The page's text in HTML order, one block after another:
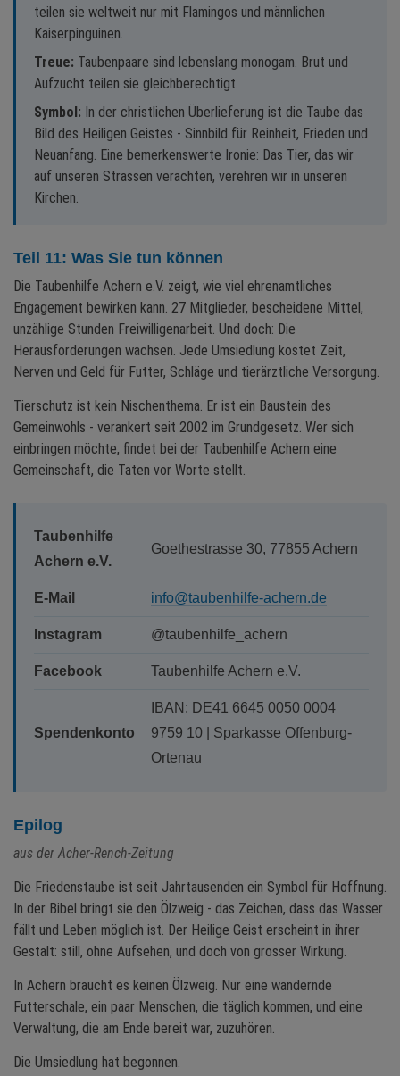
teilen sie weltweit nur mit Flamingos und männlichen
Kaiserpinguinen.
Treue: Taubenpaare sind lebenslang monogam. Brut und
Aufzucht teilen sie gleichberechtigt.
Symbol: In der christlichen Überlieferung ist die Taube das
Bild des Heiligen Geistes - Sinnbild für Reinheit, Frieden und
Neuanfang. Eine bemerkenswerte Ironie: Das Tier, das wir
auf unseren Strassen verachten, verehren wir in unseren
Kirchen.
Teil 11: Was Sie tun können
Die Taubenhilfe Achern e.V. zeigt, wie viel ehrenamtliches
Engagement bewirken kann. 27 Mitglieder, bescheidene Mittel,
unzählige Stunden Freiwilligenarbeit. Und doch: Die
Herausforderungen wachsen. Jede Umsiedlung kostet Zeit,
Nerven und Geld für Futter, Schläge und tierärztliche Versorgung.
Tierschutz ist kein Nischenthema. Er ist ein Baustein des
Gemeinwohls - verankert seit 2002 im Grundgesetz. Wer sich
einbringen möchte, findet bei der Taubenhilfe Achern eine
Gemeinschaft, die Taten vor Worte stellt.
Taubenhilfe
Achern e.V.
Goethestrasse 30, 77855 Achern
E-Mail info@taubenhilfe-achern.de
Instagram @taubenhilfe_achern
Facebook Taubenhilfe Achern e.V.
Spendenkonto
IBAN: DE41 6645 0050 0004
9759 10 | Sparkasse Offenburg-
Ortenau
Epilog
aus der Acher-Rench-Zeitung
Die Friedenstaube ist seit Jahrtausenden ein Symbol für Hoffnung.
In der Bibel bringt sie den Ölzweig - das Zeichen, dass das Wasser
fällt und Leben möglich ist. Der Heilige Geist erscheint in ihrer
Gestalt: still, ohne Aufsehen, und doch von grosser Wirkung.
In Achern braucht es keinen Ölzweig. Nur eine wandernde
Futterschale, ein paar Menschen, die täglich kommen, und eine
Verwaltung, die am Ende bereit war, zuzuhören.
Die Umsiedlung hat begonnen.